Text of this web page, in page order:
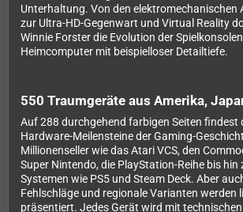
Unterhaltung. Von den elektromechanischen
zur Ultra-HD-Gegenwart und Virtual Reality
Winnie Forster die Evolution der
Heimcomputer mit beispielloser Detailtiefe.
550 Traumgeräte aus Amerika,
Auf 288 durchgehend farbigen Seiten findest
Hardware-Meilensteine der Gaming-
Millionenseller wie das Atari VCS, den
Super Nintendo, die PlayStation-Reihe bis hin
Systemen wie PS5 und Steam Deck. Aber
Fehlschläge und regionale Varianten werden
präsentiert. Jedes Gerät wird mit